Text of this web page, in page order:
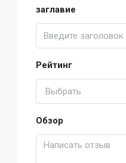
заглавие
Рейтинг
Выбрать
Обзор